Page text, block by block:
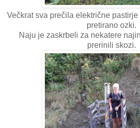
Večkrat sva prečila električne
pretirano ozki.
Naju je zaskrbeli za nekatere
prerinili skozi.